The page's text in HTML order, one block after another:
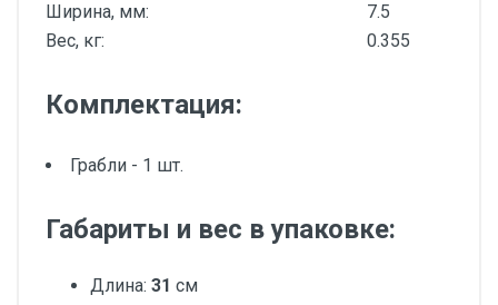
Ширина, мм:
7.5
Вес, кг:
0.355
Комплектация:
Грабли - 1 шт.
Габариты и вес в упаковке:
Длина: 31 см